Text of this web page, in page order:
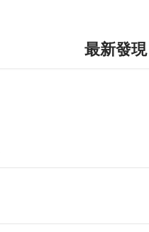
最新發現